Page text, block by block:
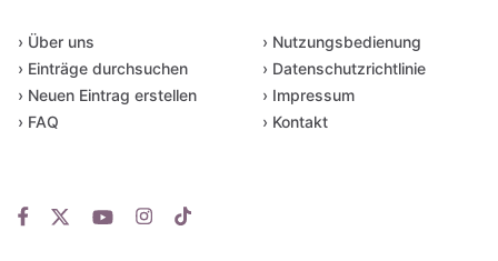
› Über uns
› Einträge durchsuchen
› Neuen Eintrag erstellen
› FAQ
› Nutzungsbedienung
› Datenschutzrichtlinie
› Impressum
› Kontakt